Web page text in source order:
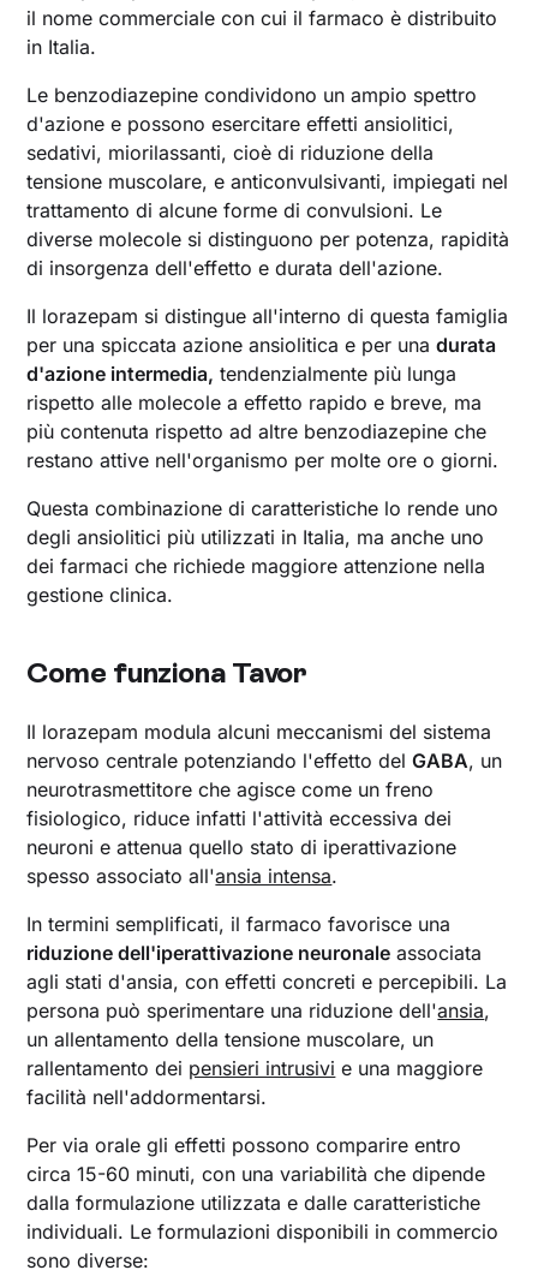
il nome commerciale con cui il farmaco è distribuito
in Italia.
Le benzodiazepine condividono un ampio spettro
d'azione e possono esercitare effetti ansiolitici,
sedativi, miorilassanti, cioè di riduzione della
tensione muscolare, e anticonvulsivanti, impiegati nel
trattamento di alcune forme di convulsioni. Le
diverse molecole si distinguono per potenza, rapidità
di insorgenza dell'effetto e durata dell'azione.
Il lorazepam si distingue all'interno di questa famiglia
per una spiccata azione ansiolitica e per unadurata
d'azione intermedia, tendenzialmente più lunga
rispetto alle molecole a effetto rapido e breve, ma
più contenuta rispetto ad altre benzodiazepine che
restano attive nell'organismo per molte ore o giorni.
Questa combinazione di caratteristiche lo rende uno
degli ansiolitici più utilizzati in Italia, ma anche uno
dei farmaci che richiede maggiore attenzione nella
gestione clinica.
Come funziona Tavor
Il lorazepam modula alcuni meccanismi del sistema
nervoso centrale potenziando l'effetto delGABA, un
neurotrasmettitore che agisce come un freno
fisiologico, riduce infatti l'attività eccessiva dei
neuroni e attenua quello stato di iperattivazione
spesso associato all'ansia intensa.
In termini semplificati, il farmaco favorisce una
riduzione dell'iperattivazione neuronale associata
agli stati d'ansia, con effetti concreti e percepibili. La
persona può sperimentare una riduzione dell'ansia,
un allentamento della tensione muscolare, un
rallentamento dei pensieri intrusivi e una maggiore
facilità nell'addormentarsi.
Per via orale gli effetti possono comparire entro
circa 15-60 minuti, con una variabilità che dipende
dalla formulazione utilizzata e dalle caratteristiche
individuali. Le formulazioni disponibili in commercio
sono diverse: